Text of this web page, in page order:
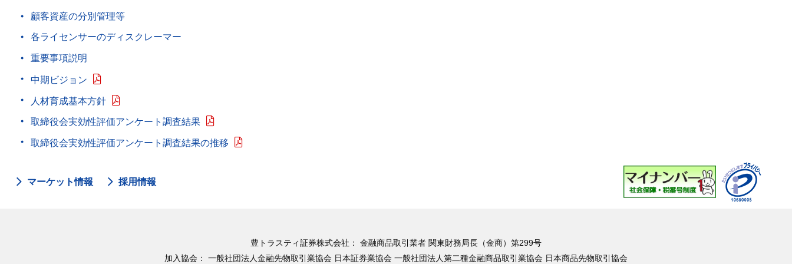
顧客資産の分別管理等
各ライセンサーのディスクレーマー
重要事項説明
中期ビジョン
人材育成基本方針
取締役会実効性評価アンケート調査結果
取締役会実効性評価アンケート調査結果の推移
マーケット情報 採用情報
豊トラスティ証券株式会社：
金融商品取引業者 関東財務局長（金商）第299号
加入協会：
一般社団法人金融先物取引業協会 日本証券業協会 一般社団法人第二種金融商品取引業協会 日本商品先物取引協会